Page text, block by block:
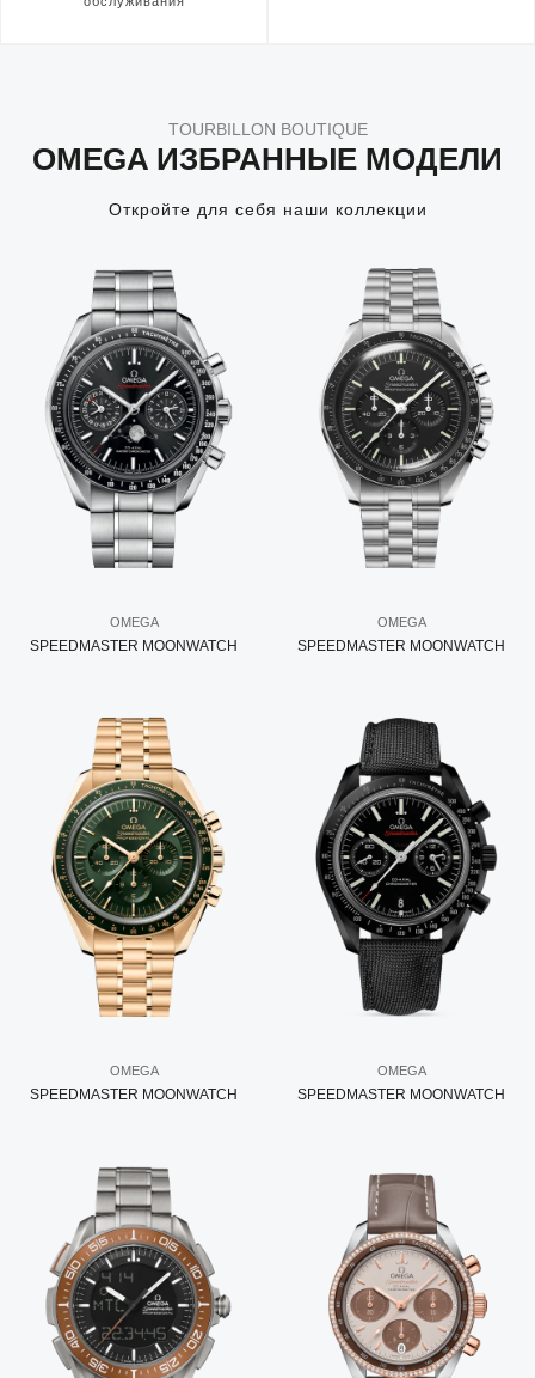
TOURBILLON BOUTIQUE
OMEGA ИЗБРАННЫЕ МОДЕЛИ
Откройте для себя наши коллекции
OMEGA
SPEEDMASTER MOONWATCH
OMEGA
SPEEDMASTER MOONWATCH
OMEGA
SPEEDMASTER MOONWATCH
OMEGA
SPEEDMASTER MOONWATCH